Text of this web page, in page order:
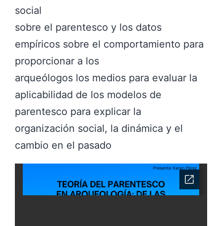
social
sobre el parentesco y los datos
empíricos sobre el comportamiento para
proporcionar a los
arqueólogos los medios para evaluar la
aplicabilidad de los modelos de
parentesco para explicar la
organización social, la dinámica y el
cambio en el pasado